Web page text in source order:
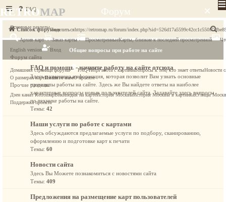
RETROMAP Форум ×
Основные разделыПоделитьсяhttps://retromap.ru/forum/
Архив карт
Заказ карты ПросмотренныеКарты, близкие к последней просмотренной
English version
Вход
Форум сайта
Домашняя страница форума FAQ-HelpРабота с картамиВопросы к тем, кто знает ответыНовости
О размерах картПишите намО проекте
Прочие разделы
Дзен канал RetromapВикипедия на картеИстория МосквыИстория Москвы в картинкахУлицы
Поддержка проекта
FAQ
Список форумов
П
о
Общие вопросы при работе на сайте
FAQ и помощь - начните работу на сайте отсюда
Здесь размещена информация, которая позволит Вам узнать основные
принципы работы на сайте. Здесь же Вы найдете ответы на наиболее
характерные вопросы новых пользователей сайта. Задавайте здесь вопросы
по технике работы на сайте.
Темы: 42
Наши услуги по работе с картами
Здесь обсуждаются предлагаемые услуги по подбору, сканированию,
оформлению и подготовке карт к печати
Темы: 60
Новости сайта
Здесь Вы Можете познакомиться с новостями сайта
Темы: 409
Предложения на размещение карт пользователей